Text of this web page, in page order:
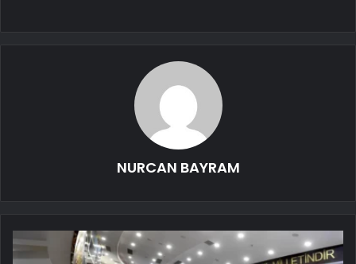
NURCAN BAYRAM